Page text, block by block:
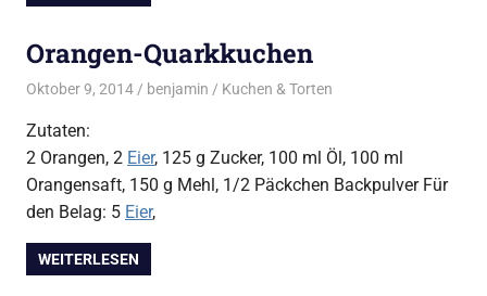
Orangen-Quarkkuchen
Oktober 9, 2014 benjamin Kuchen & Torten
Zutaten:
2 Orangen, 2 Eier, 125 g Zucker, 100 ml Öl, 100 ml
Orangensaft, 150 g Mehl, 1/2 Päckchen Backpulver Für
den Belag: 5 Eier,
WEITERLESEN